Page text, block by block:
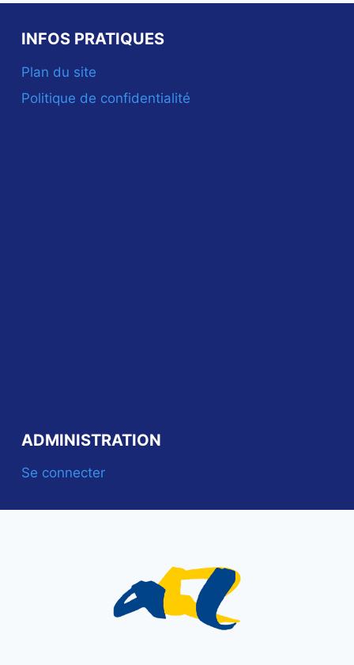
INFOS PRATIQUES
Plan du site
Politique de confidentialité
ADMINISTRATION
Se connecter